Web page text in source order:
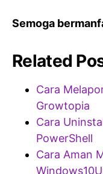
Semoga
Related
Cara
Growtopia
Cara
PowerShell
Cara Aman